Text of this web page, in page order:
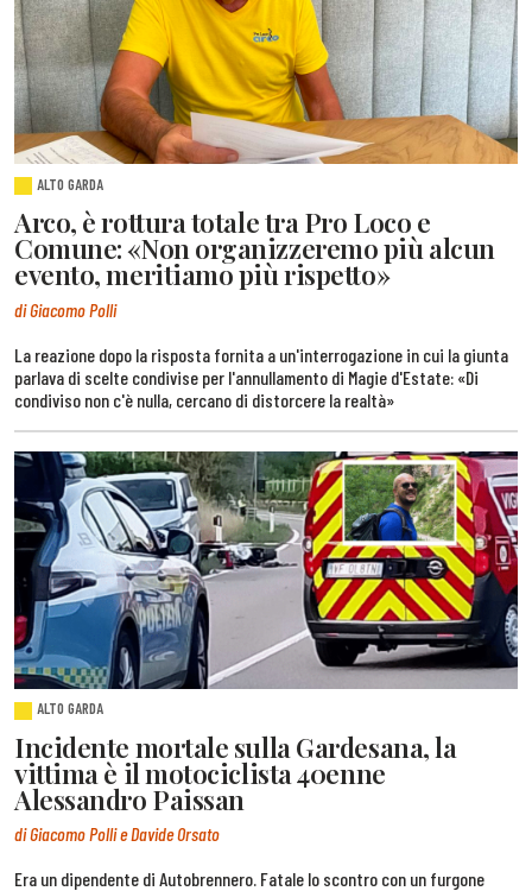
ALTO GARDA
Arco, è rottura totale tra Pro Loco e
Comune: «Non organizzeremo più alcun
evento, meritiamo più rispetto»
di Giacomo Polli
La reazione dopo la risposta fornita a un'interrogazione in cui la giunta
parlava di scelte condivise per l'annullamento di Magie d'Estate: «Di
condiviso non c'è nulla, cercano di distorcere la realtà»
ALTO GARDA
Incidente mortale sulla Gardesana, la
vittima è il motociclista 40enne
Alessandro Paissan
di Giacomo Polli e Davide Orsato
Era un dipendente di Autobrennero. Fatale lo scontro con un furgone